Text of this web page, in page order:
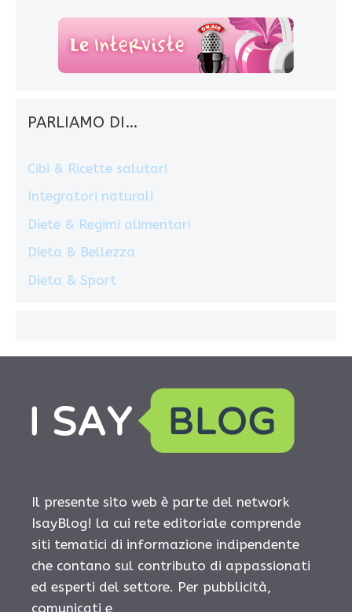
PARLIAMO DI…
Cibi & Ricette salutari
Integratori naturali
Diete & Regimi alimentari
Dieta & Bellezza
Dieta & Sport
Il presente sito web è parte del network
IsayBlog! la cui rete editoriale comprende
siti tematici di informazione indipendente
che contano sul contributo di appassionati
ed esperti del settore. Per pubblicità,
comunicati e